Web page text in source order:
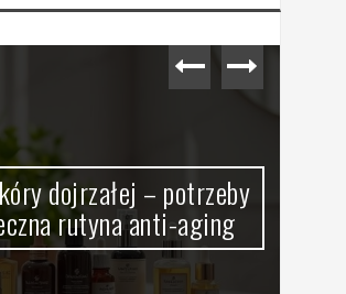
dojrzałej – potrzeby
rutyna anti-aging